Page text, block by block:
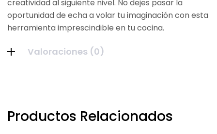
creatividad al siguiente nivel. No dejes pasar la
oportunidad de echa a volar tu imaginación con esta
herramienta imprescindible en tu cocina.
Valoraciones (0)
Productos Relacionados